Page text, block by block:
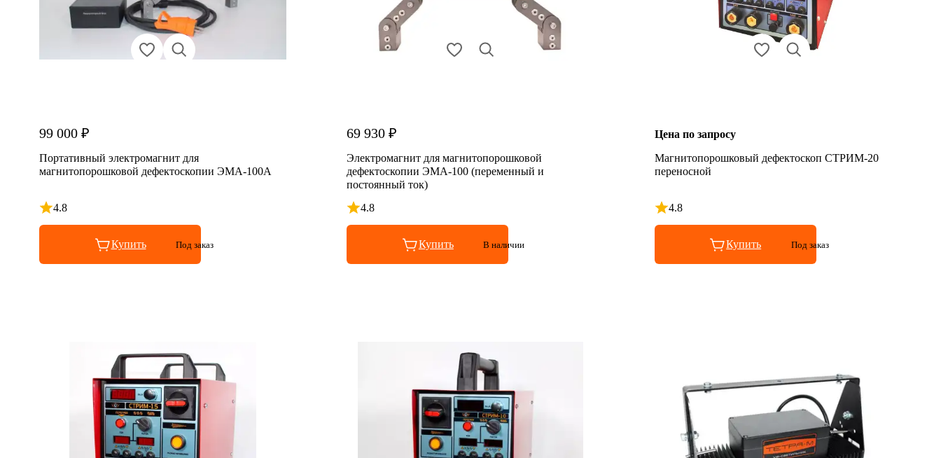
99 000 ₽
Портативный электромагнит для
магнитопорошковой дефектоскопии ЭМА-100А
4.8
Рейтинг 4.8 из 5
Купить Под заказ
69 930 ₽
Электромагнит для магнитопорошковой
дефектоскопии ЭМА-100 (переменный и
постоянный ток)
4.8
Рейтинг 4.8 из 5
Купить В наличии
Цена по запросу
Магнитопорошковый дефектоскоп СТРИМ-20
переносной
4.8
Рейтинг 4.8 из 5
Купить Под заказ